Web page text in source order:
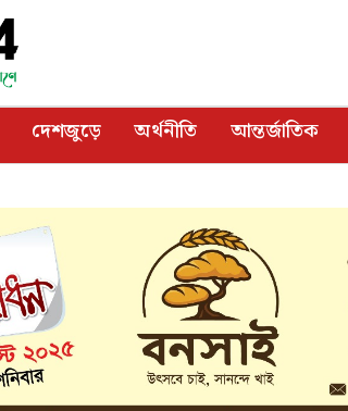
দেশজুড়ে অর্থনীতি আন্তর্জাতিক